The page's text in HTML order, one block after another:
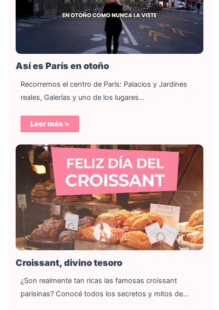
Así es París en otoño
Recorremos el centro de París: Palacios y Jardines
reales, Galerías y uno de los lugares…
Leer más »
Croissant, divino tesoro
¿Son realmente tan ricas las famosas croissant
parisinas? Conocé todos los secretos y mitos de…